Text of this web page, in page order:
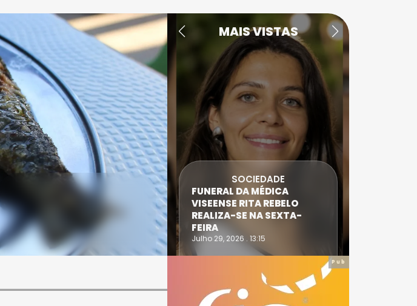
MAIS VISTAS
SOCIEDADE
FALECEU PAULA ALMEIDA,
JOVEM ENFERMEIRA NO
HOSPITAL DE VISEU
Julho 27, 2026 . 11:00
SOCIEDADE
FUNERAL DA MÉDICA
VISEENSE RITA REBELO
REALIZA-SE NA SEXTA-
FEIRA
Julho 29, 2026 . 13:15
Pub